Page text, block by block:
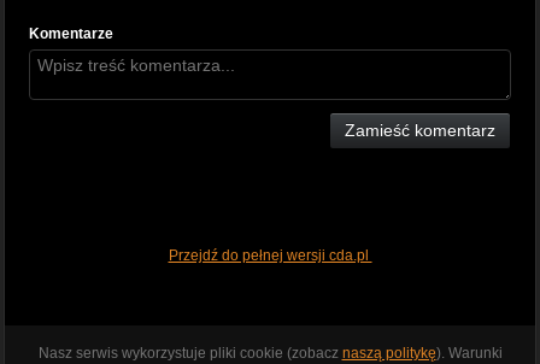
Komentarze
Zamieść komentarz
Przejdź do pełnej wersji cda.pl
Nasz serwis wykorzystuje pliki cookie (zobacz naszą politykę). Warunki